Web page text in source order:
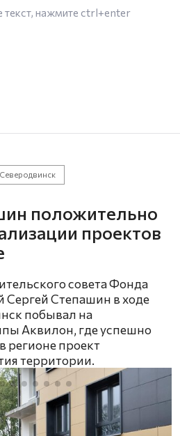
нажмите ctrl+enter
Северодвинск
положительно
проектов
совета Фонда
Сергей Степашин в ходе
побывал на
Аквилон, где успешно
регионе проект
территории.